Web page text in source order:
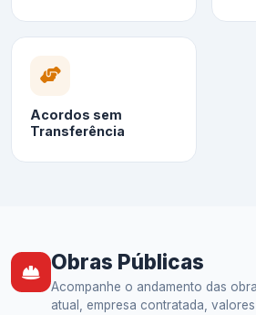
Acordos sem
Transferência
Obras Públicas
Acompanhe o andamento das
atual, empresa contratada,